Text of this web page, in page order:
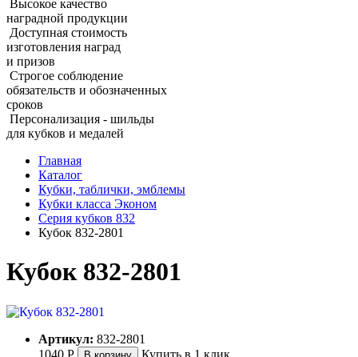
Высокое качество
наградной продукции
Доступная стоимость
изготовления наград
и призов
Строгое соблюдение
обязательств и обозначенных
сроков
Персонализация - шильды
для кубков и медалей
Главная
Каталог
Кубки, таблички, эмблемы
Кубки класса Эконом
Серия кубков 832
Кубок 832‑2801
Кубок 832‑2801
Артикул: 832-2801
1040 Р Купить в 1 клик